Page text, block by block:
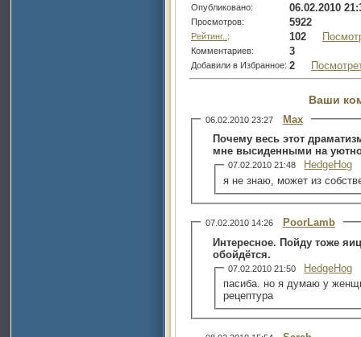
Опубликовано: 06.02.2010
Просмотров: 5922
Рейтинг.. : 102
Комментариев: 3
Добавили в Избранное: 2
Ваши
06.02.2010 23:27
Max
Почему весь этот
мне высиденными на
07.02.2010 21:48
HedgeHog
я не знаю, может из
07.02.2010 14:26
PoorLamb
Интересное. Пойду тоже
обойдётся.
07.02.2010 21:50
HedgeHog
пасиба. но я думаю у
рецептура